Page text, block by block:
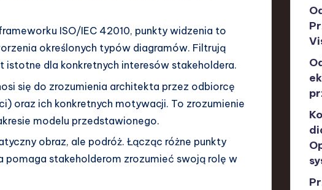
ISO/IEC 42010, punkty widzenia to
określonych typów diagramów. Filtrują
dla konkretnych interesów stakeholdera.
się do zrozumienia architekta przez odbiorcę
oraz ich konkretnych motywacji. To zrozumienie
modelu przedstawionego.
obraz, ale podróż. Łącząc różne punkty
stakeholderom zrozumieć swoją rolę w